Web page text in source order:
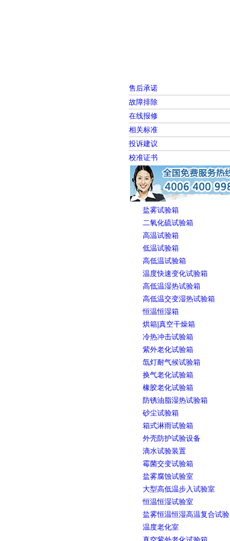
售后承诺
故障排除
在线报修
相关标准
投诉建议
校准证书
盐雾试验箱
二氧化硫试验箱
高温试验箱
低温试验箱
高低温试验箱
温度快速变化试验箱
高低温湿热试验箱
高低温交变湿热试验箱
恒温恒湿箱
烘箱|真空干燥箱
冷热冲击试验箱
紫外老化试验箱
氙灯耐气候试验箱
换气老化试验箱
橡胶老化试验箱
防锈油脂湿热试验箱
砂尘试验箱
箱式淋雨试验箱
外壳防护试验设备
滴水试验装置
霉菌交变试验箱
盐雾腐蚀试验室
大型高低温步入试验室
恒温恒湿试验室
盐雾恒温恒湿高温复合试验
温度老化室